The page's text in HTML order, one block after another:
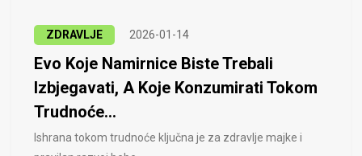
ZDRAVLJE 2026-01-14
Evo Koje Namirnice Biste Trebali
Izbjegavati, A Koje Konzumirati Tokom
Trudnoće...
Ishrana tokom trudnoće ključna je za zdravlje majke i